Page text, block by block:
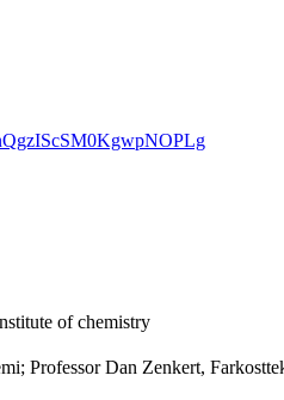
of chemistry
Professor Dan Zenkert,